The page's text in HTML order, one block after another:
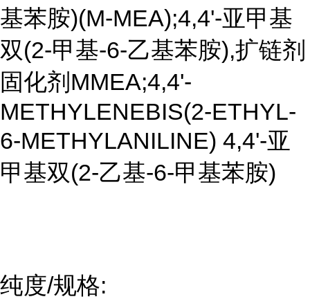
基苯胺)(M-MEA);4,4'-亚甲基
双(2-甲基-6-乙基苯胺),扩链剂
固化剂MMEA;4,4'-
METHYLENEBIS(2-ETHYL-
6-METHYLANILINE) 4,4'-亚
甲基双(2-乙基-6-甲基苯胺)
纯度/规格: